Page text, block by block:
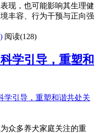
现，也可能影响其生理健
丰容、行为干预与正向强
阅读(128)
学引导，重塑和
众多养犬家庭关注的重